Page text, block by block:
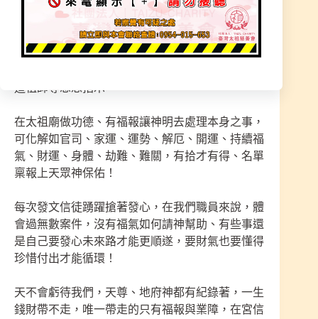
廟基金都是非常龐大的壓力」道祖師尊指示選購法
器用途在眾生法事上，每次的案件紀錄、什麽困難
之事降下神，主導天法而化解、破解、收陰、制
煞！
道祖師尊慈悲指示
在太祖廟做功德、有福報讓神明去處理本身之事，
可化解如官司、家運、運勢、解厄、開運、持續福
氣、財運、身體、劫難、難關，有拾才有得、名單
稟報上天眾神保佑！
每次發文信徒踴躍搶著發心，在我們職員來說，體
會過無數案件，沒有福氣如何請神幫助、有些事還
是自己要發心未來路才能更順遂，要財氣也要懂得
珍惜付出才能循環！
天不會虧待我們，天尊、地府神都有紀錄著，一生
錢財帶不走，唯一帶走的只有福報與業障，在宮信